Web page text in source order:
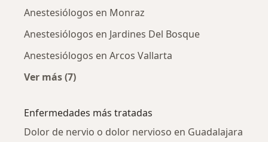
Anestesiólogos en Monraz
Anestesiólogos en Jardines Del Bosque
Anestesiólogos en Arcos Vallarta
Ver más (7)
Enfermedades más tratadas
Dolor de nervio o dolor nervioso en Guadalajara